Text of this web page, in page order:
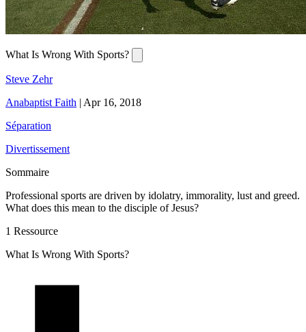
What Is Wrong With Sports?
Steve Zehr
Anabaptist Faith | Apr 16, 2018
Séparation
Divertissement
Sommaire
Professional sports are driven by idolatry, immorality, lust and greed.
What does this mean to the disciple of Jesus?
1 Ressource
What Is Wrong With Sports?